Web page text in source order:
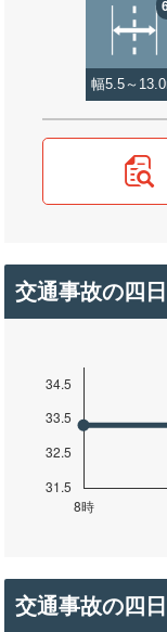
幅5.5～
交通事故の四
交通事故の四